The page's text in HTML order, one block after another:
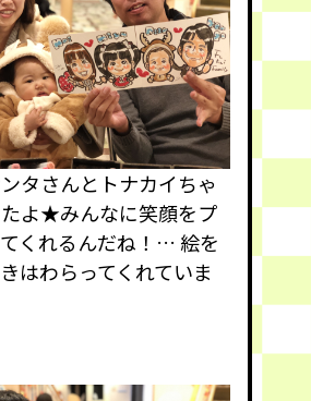
タさんとトナカイちゃ
よ★みんなに笑顔をプ
くれるんだね！… 絵を
はわらってくれていま